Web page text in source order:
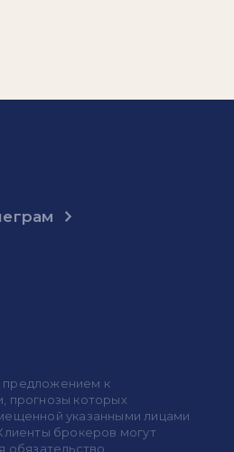
предложением к
прогнозы которых
указанными лицами
брокеров могут
обязательство